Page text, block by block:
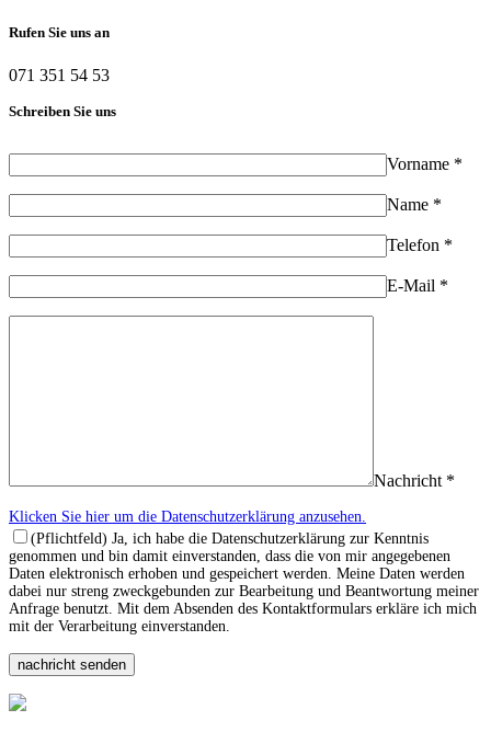
Rufen Sie uns an
071 351 54 53
Schreiben Sie uns
Vorname *
Name *
Telefon *
E-Mail *
Nachricht *
Klicken Sie hier um die Datenschutzerklärung anzusehen.
(Pflichtfeld) Ja, ich habe die Datenschutzerklärung zur Kenntnis
genommen und bin damit einverstanden, dass die von mir angegebenen
Daten elektronisch erhoben und gespeichert werden. Meine Daten werden
dabei nur streng zweckgebunden zur Bearbeitung und Beantwortung meiner
Anfrage benutzt. Mit dem Absenden des Kontaktformulars erkläre ich mich
mit der Verarbeitung einverstanden.